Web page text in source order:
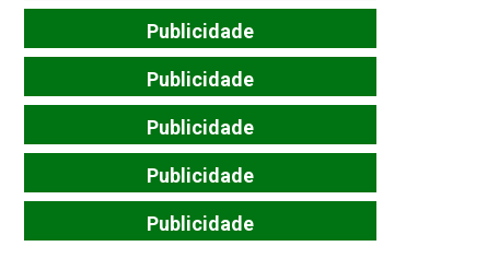
Publicidade
Publicidade
Publicidade
Publicidade
Publicidade